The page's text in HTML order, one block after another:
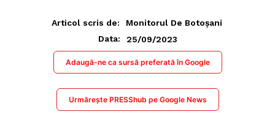
Articol scris de:
Monitorul De Botoșani
Data:
25/09/2023
Adaugă-ne ca sursă preferată în Google
Urmărește PRESShub pe Google News